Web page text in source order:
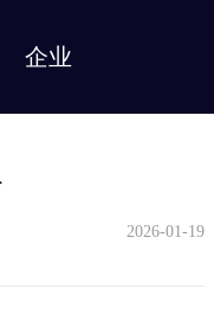
企业
2026-01-19